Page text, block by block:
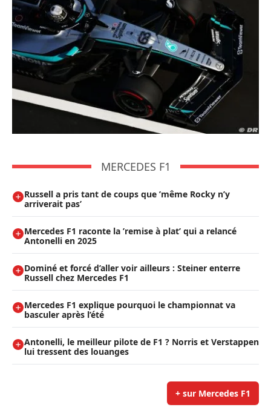
MERCEDES F1
Russell a pris tant de coups que ’même Rocky n’y
arriverait pas’
Mercedes F1 raconte la ’remise à plat’ qui a relancé
Antonelli en 2025
Dominé et forcé d’aller voir ailleurs : Steiner enterre
Russell chez Mercedes F1
Mercedes F1 explique pourquoi le championnat va
basculer après l’été
Antonelli, le meilleur pilote de F1 ? Norris et Verstappen
lui tressent des louanges
+ sur Mercedes F1